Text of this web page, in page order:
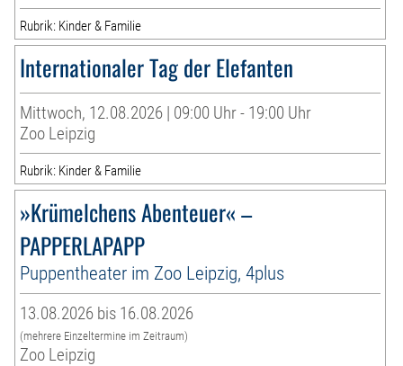
Rubrik: Kinder & Familie
Internationaler Tag der Elefanten
Mittwoch, 12.08.2026 | 09:00 Uhr - 19:00 Uhr
Zoo Leipzig
Rubrik: Kinder & Familie
»Krümelchens Abenteuer« –
PAPPERLAPAPP
Puppentheater im Zoo Leipzig, 4plus
13.08.2026 bis 16.08.2026
(mehrere Einzeltermine im Zeitraum)
Zoo Leipzig